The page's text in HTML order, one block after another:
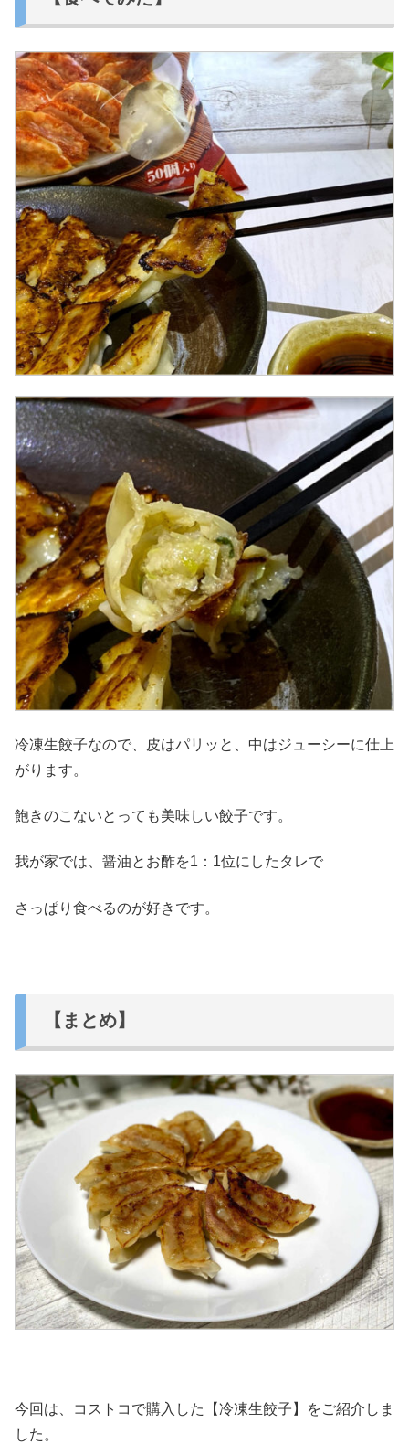
冷凍生餃子なので、皮はパリッと、中はジューシーに仕上
がります。
飽きのこないとっても美味しい餃子です。
我が家では、醤油とお酢を1：1位にしたタレで
さっぱり食べるのが好きです。
【まとめ】
今回は、コストコで購入した【冷凍生餃子】をご紹介しま
した。